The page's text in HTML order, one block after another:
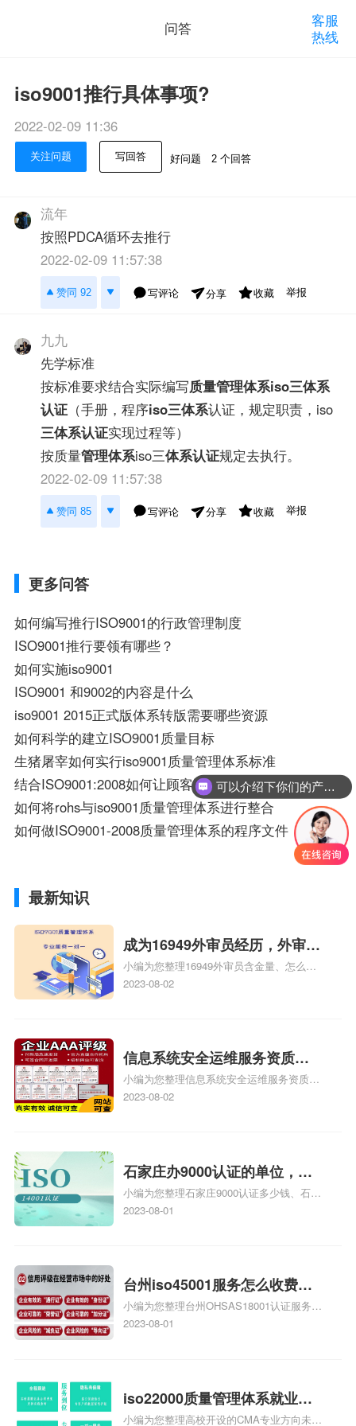
问答
客服
热线
iso9001推行具体事项?
2022-02-09 11:36
关注问题 写回答 好问题 2 个回答
流年
按照PDCA循环去推行
2022-02-09 11:57:38
赞同 92 写评论 分享 收藏 举报
九九
先学标准
按标准要求结合实际编写质量管理体系iso三体系
认证 （手册，程序iso三体系认证，规定职责，iso
三体系认证实现过程等）
按质量管理体系iso三体系认证规定去执行。
2022-02-09 11:57:38
赞同 85 写评论 分享 收藏 举报
更多问答
如何编写推行ISO9001的行政管理制度
ISO9001推行要领有哪些？
如何实施iso9001
ISO9001 和9002的内容是什么
iso9001 2015正式版体系转版需要哪些资源
如何科学的建立ISO9001质量目标
生猪屠宰如何实行iso9001质量管理体系标准
结合ISO9001:2008如何让顾客满意
如何将rohs与iso9001质量管理体系进行整合
如何做ISO9001-2008质量管理体系的程序文件
最新知识
成为16949外审员经历，外审员
16949
小编为您整理16949外审员含金量、怎么才
能成为注册的TS16949:2009的外审员、我
2023-08-02
信息系统安全运维服务资质二
级费用，信息系统安全运维服
务资质二级
小编为您整理信息系统安全运维服务资质认
证证书机构有哪些、安全运维服务资质的费
体系认证知识，详情可查看下方正文！
2023-08-02
石家庄办9000认证的单位，石
家庄9000认证的公司
小编为您整理石家庄9000认证多少钱、石家
庄9000认证价格多少钱、石家庄9000认证
2023-08-01
台州iso45001服务怎么收费，
台州iso45001认证服务怎么收
费
小编为您整理台州OHSAS18001认证服务中
心哪家收费便宜、台州ISO9000认证，哪个
标准是什么相关iso体系认证知识，详情可
查看下方正文！
2023-08-01
iso22000质量管理体系就业方
小编为您整理高校开设的CMA专业方向未来
可以介绍下你们的产品么？